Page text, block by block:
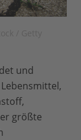
und
größte